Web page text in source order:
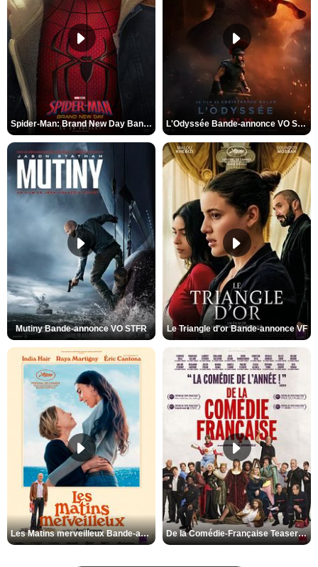
Spider-Man: Brand New Day Bande-annonce VO STFR L'Odyssée Bande-annonce VO STFR
Mutiny Bande-annonce VO STFR Le Triangle d'or Bande-annonce VF
Les Matins merveilleux Bande-annonce VF De la Comédie-Française Teaser VF